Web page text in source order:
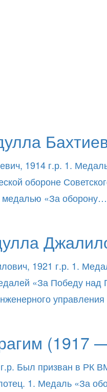
1914 г.р. 1.
обороне
медалью «За оборону…
1921 г.р. 1.
«За Победу над
(1917
Был призван в РК
1. Медаль «За